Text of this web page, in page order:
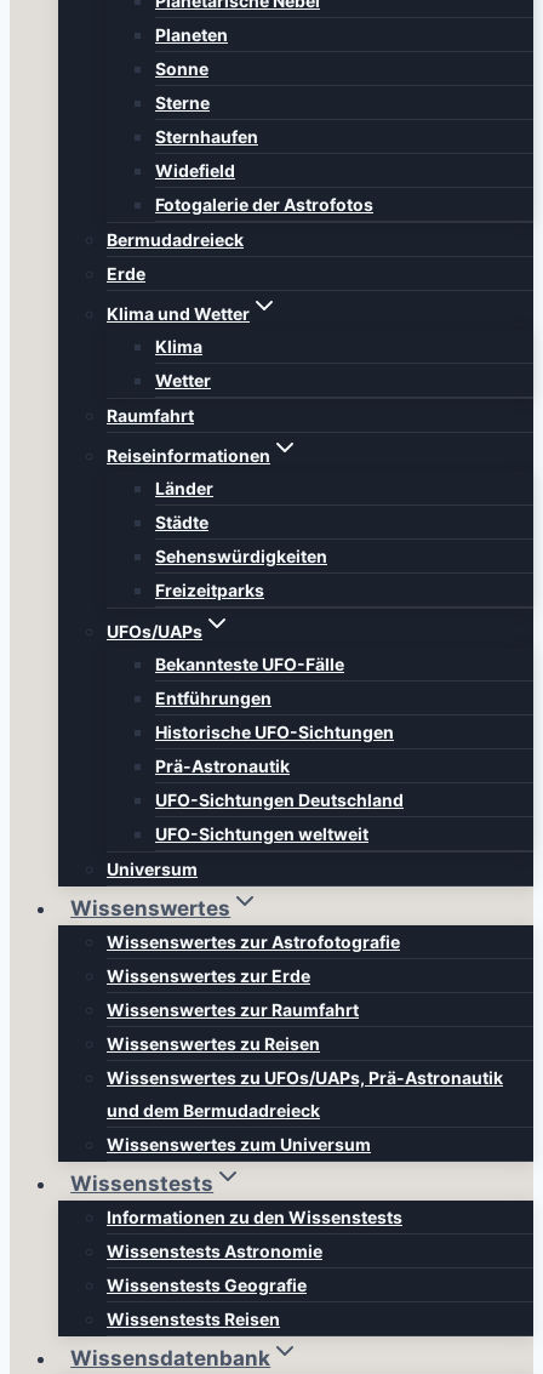
Planeten
Sonne
Sterne
Sternhaufen
Widefield
Fotogalerie der Astrofotos
Bermudadreieck
Erde
Klima und Wetter
Klima
Wetter
Raumfahrt
Reiseinformationen
Länder
Städte
Sehenswürdigkeiten
Freizeitparks
UFOs/UAPs
Bekannteste UFO-Fälle
Entführungen
Historische UFO-Sichtungen
Prä-Astronautik
UFO-Sichtungen Deutschland
UFO-Sichtungen weltweit
Universum
Wissenswertes
Wissenswertes zur Astrofotografie
Wissenswertes zur Erde
Wissenswertes zur Raumfahrt
Wissenswertes zu Reisen
Wissenswertes zu UFOs/UAPs, Prä-Astronautik
und dem Bermudadreieck
Wissenswertes zum Universum
Wissenstests
Informationen zu den Wissenstests
Wissenstests Astronomie
Wissenstests Geografie
Wissenstests Reisen
Wissensdatenbank